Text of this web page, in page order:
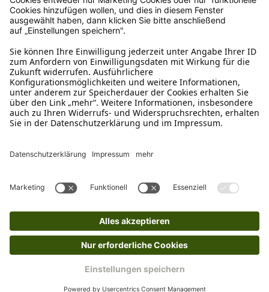
Schreibe uns
verkauf@schecker.de
WhatsApp Support
+49 1520 8997191
Tritt unserem Newsletter bei
Barrierefreiheitserklärung Impressum AGB
Widerruf
Cookies Retouren
© 2025 Schecker GmbH | Webdesign und -entwicklung: Web Labels
Webdesign GmbH